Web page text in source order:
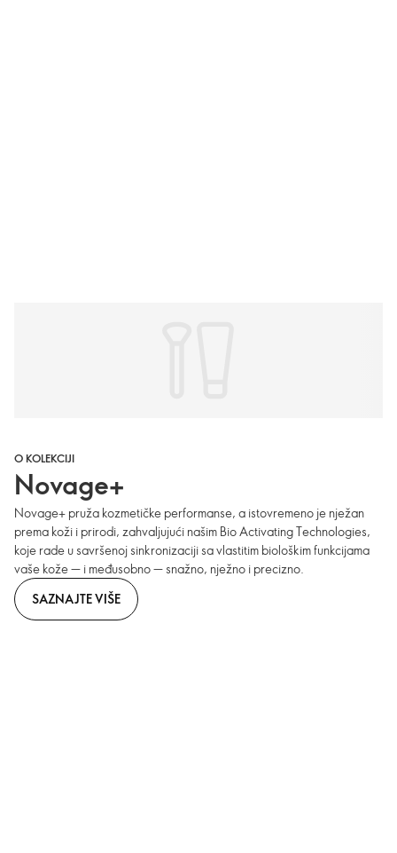
O KOLEKCIJI
Novage+
Novage+ pruža kozmetičke performanse, a istovremeno je nježan
prema koži i prirodi, zahvaljujući našim Bio Activating Technologies,
koje rade u savršenoj sinkronizaciji sa vlastitim biološkim funkcijama
vaše kože — i međusobno — snažno, nježno i precizno.
SAZNAJTE VIŠE